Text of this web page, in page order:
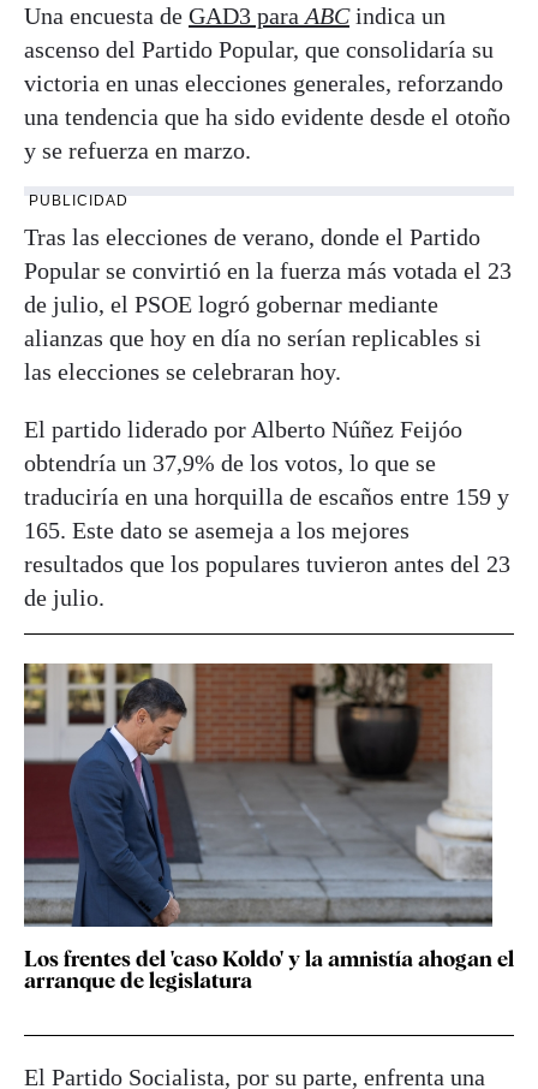
Una encuesta de GAD3 para ABCindica un
ascenso del Partido Popular, que consolidaría su
victoria en unas elecciones generales, reforzando
una tendencia que ha sido evidente desde el otoño
y se refuerza en marzo.
PUBLICIDAD
Tras las elecciones de verano, donde el Partido
Popular se convirtió en la fuerza más votada el 23
de julio, el PSOE logró gobernar mediante
alianzas que hoy en día no serían replicables si
las elecciones se celebraran hoy.
El partido liderado por Alberto Núñez Feijóo
obtendría un 37,9% de los votos, lo que se
traduciría en una horquilla de escaños entre 159 y
165. Este dato se asemeja a los mejores
resultados que los populares tuvieron antes del 23
de julio.
Los frentes del 'caso Koldo' y la amnistía ahogan el
arranque de legislatura
El Partido Socialista, por su parte, enfrenta una